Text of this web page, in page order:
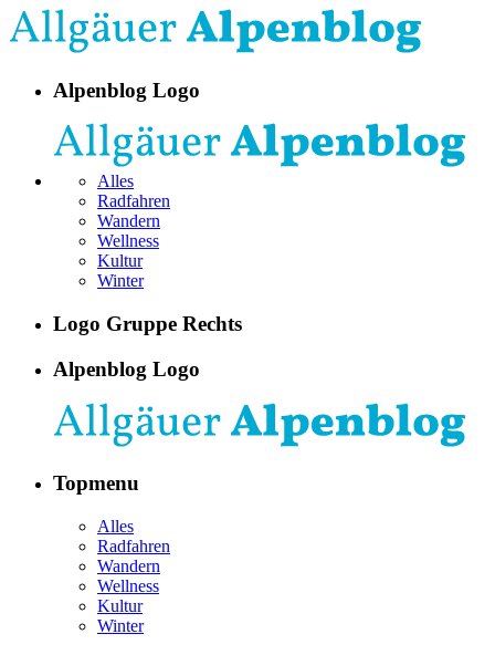
Alpenblog Logo
Alles
Radfahren
Wandern
Wellness
Kultur
Winter
Logo Gruppe Rechts
Alpenblog Logo
Topmenu
Alles
Radfahren
Wandern
Wellness
Kultur
Winter